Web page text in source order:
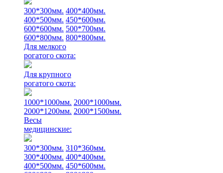
300*300мм. 400*400мм.
400*500мм. 450*600мм.
600*600мм. 500*700мм.
600*800мм. 800*800мм.
Для мелкого
рогатого скота:
Для крупного
рогатого скота:
1000*1000мм. 2000*1000мм.
2000*1200мм. 2000*1500мм.
Весы
медицинские:
300*300мм. 310*360мм.
300*400мм. 400*400мм.
400*500мм. 450*600мм.